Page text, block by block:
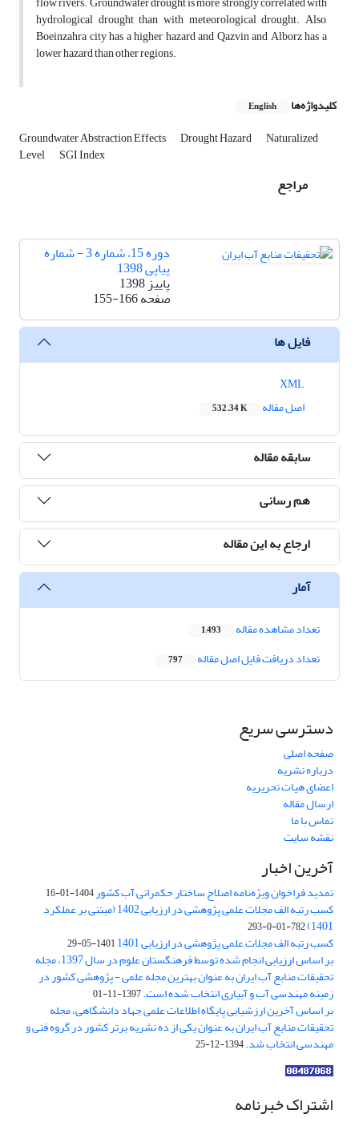
hydrological drought than with meteorological drought. Also,
Boeinzahra city has a higher hazard and Qazvin and Alborz has a
lower hazard than other regions.
کلیدواژه‌ها English
Groundwater Abstraction Effects Drought Hazard Naturalized
Level SGI Index
مراجع
دوره 15، شماره 3 - شماره
پیاپی 1398
پاییز 1398
صفحه155-166
فایل ها
اصل مقاله
532.34 K
سابقه مقاله
هم رسانی
ارجاع به این مقاله
آمار
تعداد مشاهده مقاله 1,493
تعداد دریافت فایل اصل مقاله 797
دسترسی سریع
صفحه اصلی
درباره نشریه
اعضای هیات تحریریه
ارسال مقاله
تماس با ما
نقشه سایت
آخرین اخبار
تمدید فراخوان ویژه‌نامه اصلاح ساختار حکمرانی آب کشور1404-01-16
کسب رتبه الف مجلات علمی پژوهشی در ارزیابی 1402 (مبتنی بر عملکرد
1401)
782-01-0-293
کسب رتبه الف مجلات علمی پژوهشی در ارزیابی 1401 1401-05-29
بر اساس ارزیابی انجام شده توسط فرهنگستان علوم در سال 1397، مجله
تحقیقات منابع آب ایران به عنوان بهترین مجله علمی - پژوهشی کشور در
زمینه مهندسی آب و آبیاری انتخاب شده است.1397-11-01
بر اساس آخرین ارزشیابی پایگاه اطلاعات علمی جهاد دانشگاهی، مجله
تحقیقات منابع آب ایران به عنوان یکی از ده نشریه برتر کشور در گروه فنی و
مهندسی انتخاب شد.1394-12-25
اشتراک خبرنامه